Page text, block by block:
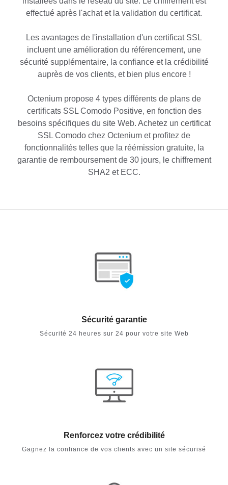
effectué après l'achat et la validation du certificat.
Les avantages de l'installation d'un certificat SSL
incluent une amélioration du référencement, une
sécurité supplémentaire, la confiance et la crédibilité
auprès de vos clients, et bien plus encore !
Octenium propose 4 types différents de plans de
certificats SSL Comodo Positive, en fonction des
besoins spécifiques du site Web. Achetez un certificat
SSL Comodo chez Octenium et profitez de
fonctionnalités telles que la réémission gratuite, la
garantie de remboursement de 30 jours, le chiffrement
SHA2 et ECC.
Sécurité garantie
Sécurité 24 heures sur 24 pour votre site Web
Renforcez votre crédibilité
Gagnez la confiance de vos clients avec un site sécurisé